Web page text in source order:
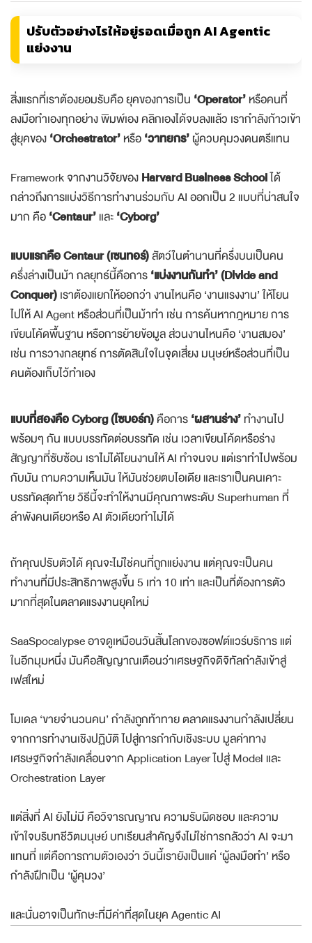
ปรับตัวอย่างไรให้อยู่รอดเมื่อถูก AI Agentic
แย่งงาน
สิ่งแรกที่เราต้องยอมรับคือ ยุคของการเป็น ‘Operator’หรือคนที่
ลงมือทำเองทุกอย่าง พิมพ์เอง คลิกเองได้จบลงแล้ว เรากำลังก้าวเข้า
สู่ยุคของ‘Orchestrator’หรือ‘วาทยกร’ผู้ควบคุมวงดนตรีแทน
Framework จากงานวิจัยของHarvard Business Schoolได้
กล่าวถึงการแบ่งวิธีการทำงานร่วมกับ AI ออกเป็น 2 แบบที่น่าสนใจ
มาก คือ‘Centaur’และ‘Cyborg’
แบบแรกคือ Centaur (เซนทอร์)สัตว์ในตำนานที่ครึ่งบนเป็นคน
ครึ่งล่างเป็นม้า กลยุทธ์นี้คือการ‘แบ่งงานกันทำ’ (Divide and
Conquer)เราต้องแยกให้ออกว่า งานไหนคือ ‘งานแรงงาน’ ให้โยน
ไปให้ AI Agent หรือส่วนที่เป็นม้าทำ เช่น การค้นหากฎหมาย การ
เขียนโค้ดพื้นฐาน หรือการย้ายข้อมูล ส่วนงานไหนคือ ‘งานสมอง’
เช่น การวางกลยุทธ์ การตัดสินใจในจุดเสี่ยง มนุษย์หรือส่วนที่เป็น
คนต้องเก็บไว้ทำเอง
แบบที่สองคือ Cyborg (ไซบอร์ก)คือการ‘ผสานร่าง’ทำงานไป
พร้อมๆ กัน แบบบรรทัดต่อบรรทัด เช่น เวลาเขียนโค้ดหรือร่าง
สัญญาที่ซับซ้อน เราไม่ได้โยนงานให้ AI ทำจนจบ แต่เราทำไปพร้อม
กับมัน ถามความเห็นมัน ให้มันช่วยตบไอเดีย และเราเป็นคนเคาะ
บรรทัดสุดท้าย วิธีนี้จะทำให้งานมีคุณภาพระดับ Superhuman ที่
ลำพังคนเดียวหรือ AI ตัวเดียวทำไม่ได้
ถ้าคุณปรับตัวได้ คุณจะไม่ใช่คนที่ถูกแย่งงาน แต่คุณจะเป็นคน
ทำงานที่มีประสิทธิภาพสูงขึ้น 5 เท่า 10 เท่า และเป็นที่ต้องการตัว
มากที่สุดในตลาดแรงงานยุคใหม่
SaaSpocalypse อาจดูเหมือนวันสิ้นโลกของซอฟต์แวร์บริการ แต่
ในอีกมุมหนึ่ง มันคือสัญญาณเตือนว่าเศรษฐกิจดิจิทัลกำลังเข้าสู่
เฟสใหม่
โมเดล ‘ขายจำนวนคน’ กำลังถูกท้าทาย ตลาดแรงงานกำลังเปลี่ยน
จากการทำงานเชิงปฏิบัติ ไปสู่การกำกับเชิงระบบ มูลค่าทาง
เศรษฐกิจกำลังเคลื่อนจาก Application Layer ไปสู่ Model และ
Orchestration Layer
แต่สิ่งที่ AI ยังไม่มี คือวิจารณญาณ ความรับผิดชอบ และความ
เข้าใจบริบทชีวิตมนุษย์ บทเรียนสำคัญจึงไม่ใช่การกลัวว่า AI จะมา
แทนที่ แต่คือการถามตัวเองว่า วันนี้เรายังเป็นแค่ ‘ผู้ลงมือทำ’ หรือ
กำลังฝึกเป็น ‘ผู้คุมวง’
และนั่นอาจเป็นทักษะที่มีค่าที่สุดในยุค Agentic AI